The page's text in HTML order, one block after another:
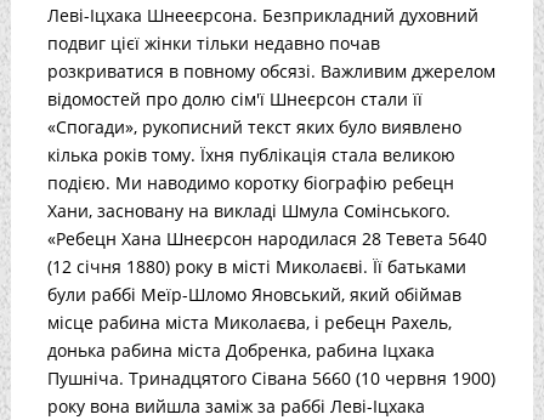
Леві-Іцхака Шнееєрсона. Безприкладний духовний
подвиг цієї жінки тільки недавно почав
розкриватися в повному обсязі. Важливим джерелом
відомостей про долю сім'ї Шнеєрсон стали її
«Спогади», рукописний текст яких було виявлено
кілька років тому. Їхня публікація стала великою
подією. Ми наводимо коротку біографію ребецн
Хани, засновану на викладі Шмула Сомінського.
«Ребецн Хана Шнеєрсон народилася 28 Тевета 5640
(12 січня 1880) року в місті Миколаєві. Її батьками
були раббі Меїр-Шломо Яновський, який обіймав
місце рабина міста Миколаєва, і ребецн Рахель,
донька рабина міста Добренка, рабина Іцхака
Пушніча. Тринадцятого Сівана 5660 (10 червня 1900)
року вона вийшла заміж за раббі Леві-Іцхака